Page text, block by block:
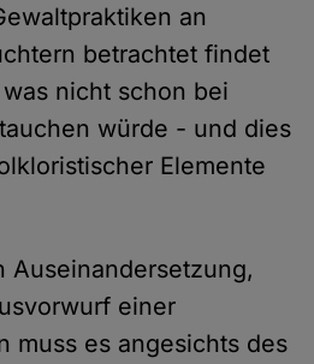
an
betrachtet findet
nicht schon bei
würde - und dies
Elemente
Auseinandersetzung,
einer
muss es angesichts des